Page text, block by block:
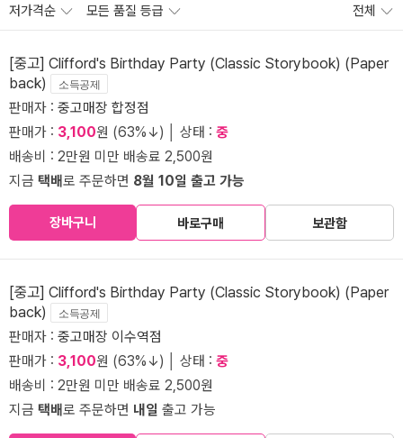
저가격순 모든 품질 등급 전체
[중고] Clifford's Birthday Party (Classic Storybook) (Paper
back)
소득공제
판매자 : 중고매장 합정점
판매가 : 3,100원 (63%↓) │ 상태 : 중
배송비 : 2만원 미만 배송료 2,500원
지금 택배로 주문하면 8월 10일 출고 가능
장바구니 바로구매 보관함
[중고] Clifford's Birthday Party (Classic Storybook) (Paper
back)
소득공제
판매자 : 중고매장 이수역점
판매가 : 3,100원 (63%↓) │ 상태 : 중
배송비 : 2만원 미만 배송료 2,500원
지금 택배로 주문하면 내일 출고 가능